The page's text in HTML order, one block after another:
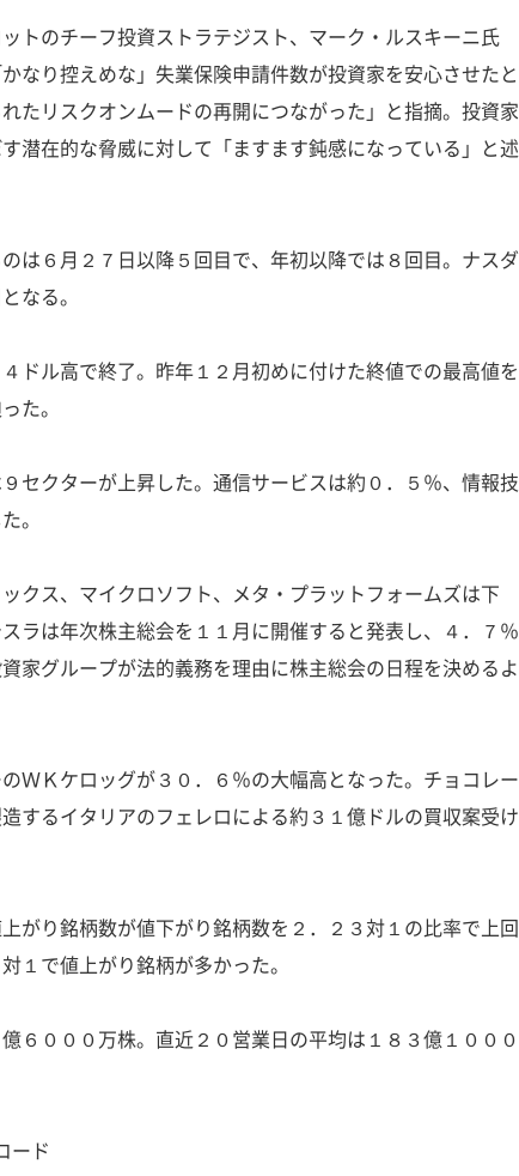
トのチーフ投資ストラテジスト、マーク・ルスキーニ氏
なり控えめな」失業保険申請件数が投資家を安心させたと
たリスクオンムードの再開につながった」と指摘。投資家
潜在的な脅威に対して「ますます鈍感になっている」と述
は６月２７日以降５回目で、年初以降では８回目。ナスダ
なる。
ドル高で終了。昨年１２月初めに付けた終値での最高値を
た。
セクターが上昇した。通信サービスは約０．５％、情報技
。
クス、マイクロソフト、メタ・プラットフォームズは下
ラは年次株主総会を１１月に開催すると発表し、４．７％
家グループが法的義務を理由に株主総会の日程を決めるよ
ＷＫケロッグが３０．６％の大幅高となった。チョコレー
するイタリアのフェレロによる約３１億ドルの買収案受け
がり銘柄数が値下がり銘柄数を２．２３対１の比率で上回
１で値上がり銘柄が多かった。
６０００万株。直近２０営業日の平均は１８３億１０００
ード